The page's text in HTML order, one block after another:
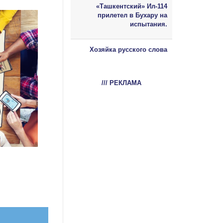
«Ташкентский» Ил-114
прилетел в Бухару на
испытания.
Хозяйка русского слова
/// РЕКЛАМА